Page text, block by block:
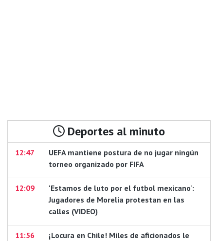
Deportes al minuto
12:47
UEFA mantiene postura de no jugar ningún
torneo organizado por FIFA
12:09
'Estamos de luto por el futbol mexicano':
Jugadores de Morelia protestan en las
calles (VIDEO)
11:56
¡Locura en Chile! Miles de aficionados le